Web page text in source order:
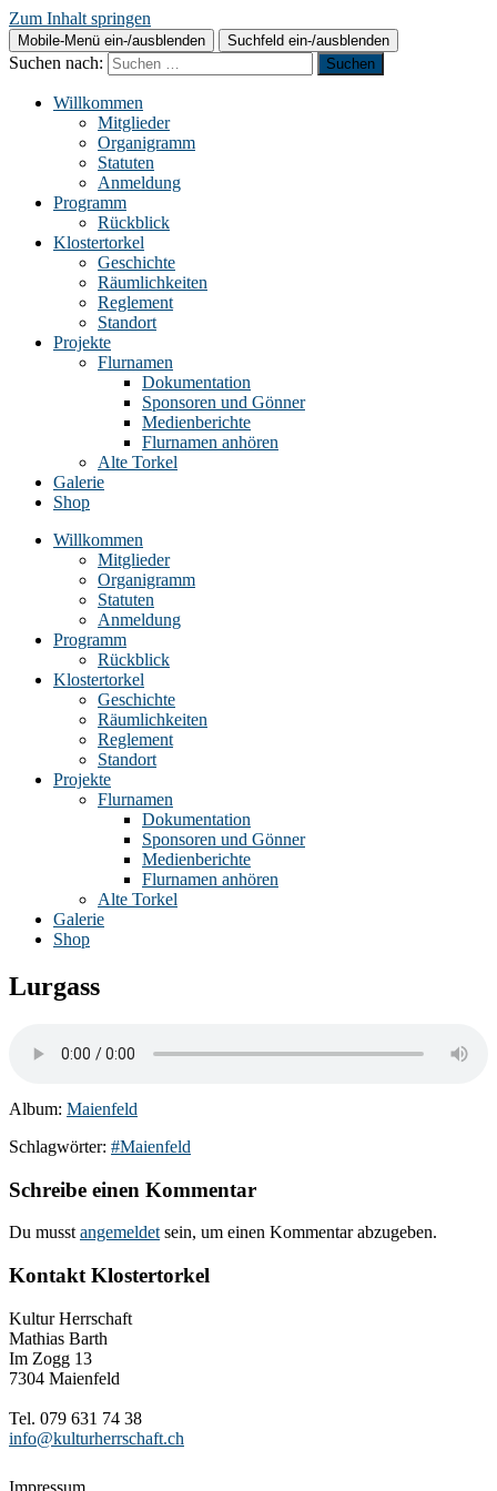
Zum Inhalt springen
Mobile-Menü ein-/ausblenden Suchfeld ein-/ausblenden
Suchen nach:
Willkommen
Mitglieder
Organigramm
Statuten
Anmeldung
Programm
Rückblick
Klostertorkel
Geschichte
Räumlichkeiten
Reglement
Standort
Projekte
Flurnamen
Dokumentation
Sponsoren und Gönner
Medienberichte
Flurnamen anhören
Alte Torkel
Galerie
Shop
Willkommen
Mitglieder
Organigramm
Statuten
Anmeldung
Programm
Rückblick
Klostertorkel
Geschichte
Räumlichkeiten
Reglement
Standort
Projekte
Flurnamen
Dokumentation
Sponsoren und Gönner
Medienberichte
Flurnamen anhören
Alte Torkel
Galerie
Shop
Lurgass
Album: Maienfeld
Schlagwörter: #Maienfeld
Schreibe einen Kommentar
Du musst angemeldet sein, um einen Kommentar abzugeben.
Kontakt Klostertorkel
Kultur Herrschaft
Mathias Barth
Im Zogg 13
7304 Maienfeld
Tel. 079 631 74 38
info@kulturherrschaft.ch